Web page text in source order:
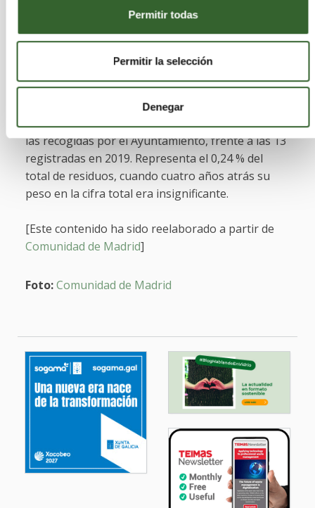
Permitir todas
Permitir la selección
Denegar
residuos recogidos, en concreto el 1,12 % (en
2019, era el 0,80 %).
Residuos textiles:La instalación, gracias al
nuevo contrato, de 1.342 contenedores para la
recogida de ropa ha supuesto un cambio radical
en este terreno. En 2023, fueron2.718 toneladas
las recogidas por el Ayuntamiento, frente a las 13
registradas en 2019. Representa el 0,24 % del
total de residuos, cuando cuatro años atrás su
peso en la cifra total era insignificante.
[Este contenido ha sido reelaborado a partir de
Comunidad de Madrid]
Foto:Comunidad de Madrid